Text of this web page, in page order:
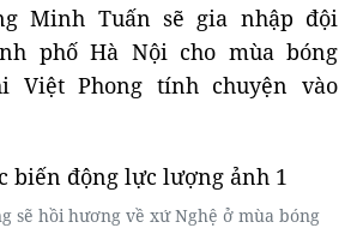
Minh Tuấn sẽ gia nhập đội
phố Hà Nội cho mùa bóng
Việt Phong tính chuyện vào
sẽ hồi hương về xứ Nghệ ở mùa bóng